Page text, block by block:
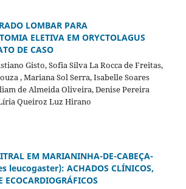
LOMBAR PARA
ELETIVA EM ORYCTOLAGUS
DE CASO
Gisto, Sofia Silva La Rocca de Freitas,
, Mariana Sol Serra, Isabelle Soares
de Almeida Oliveira, Denise Pereira
Queiroz Luz Hirano
EM MARIANINHA-DE-CABEÇA-
leucogaster): ACHADOS CLÍNICOS,
ECOCARDIOGRÁFICOS